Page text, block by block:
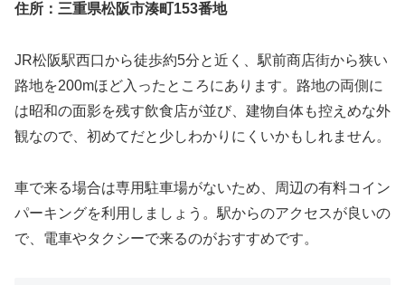
住所：三重県松阪市湊町153番地
JR松阪駅西口から徒歩約5分と近く、駅前商店街から狭い
路地を200mほど入ったところにあります。路地の両側に
は昭和の面影を残す飲食店が並び、建物自体も控えめな外
観なので、初めてだと少しわかりにくいかもしれません。
車で来る場合は専用駐車場がないため、周辺の有料コイン
パーキングを利用しましょう。駅からのアクセスが良いの
で、電車やタクシーで来るのがおすすめです。